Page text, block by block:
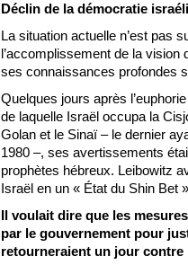
Déclin de la démocratie
La situation actuelle n’est pas
l’accomplissement de la vision
ses connaissances profondes
Quelques jours après
de laquelle Israël occupa la
Golan et le Sinaï – le dernier
1980 –, ses avertissements
prophètes hébreux. Leibowitz
Israël en un « État du Shin Bet
Il voulait dire que les
par le gouvernement pour
retourneraient un jour